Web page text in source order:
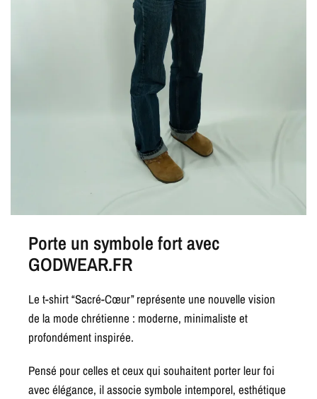
Porte un symbole fort avec
GODWEAR.FR
Le t-shirt “Sacré-Cœur” représente une nouvelle vision
de la mode chrétienne : moderne, minimaliste et
profondément inspirée.
Pensé pour celles et ceux qui souhaitent porter leur foi
avec élégance, il associe symbole intemporel, esthétique